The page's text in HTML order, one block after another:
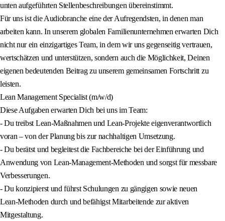
unten aufgeführten Stellenbeschreibungen übereinstimmt.
Für uns ist die Audiobranche eine der Aufregendsten, in denen man
arbeiten kann. In unserem globalen Familienunternehmen erwarten Dich
nicht nur ein einzigartiges Team, in dem wir uns gegenseitig vertrauen,
wertschätzen und unterstützen, sondern auch die Möglichkeit, Deinen
eigenen bedeutenden Beitrag zu unserem gemeinsamen Fortschritt zu
leisten.
Lean Management Specialist (m/w/d)
Diese Aufgaben erwarten Dich bei uns im Team:
- Du treibst Lean‑Maßnahmen und Lean‑Projekte eigenverantwortlich
voran – von der Planung bis zur nachhaltigen Umsetzung.
- Du berätst und begleitest die Fachbereiche bei der Einführung und
Anwendung von Lean‑Management‑Methoden und sorgst für messbare
Verbesserungen.
- Du konzipierst und führst Schulungen zu gängigen sowie neuen
Lean‑Methoden durch und befähigst Mitarbeitende zur aktiven
Mitgestaltung.